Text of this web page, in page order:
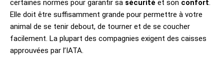
certaines normes pour garantir sa sécurité et son confort.
Elle doit être suffisamment grande pour permettre à votre
animal de se tenir debout, de tourner et de se coucher
facilement. La plupart des compagnies exigent des caisses
approuvées par l’IATA.